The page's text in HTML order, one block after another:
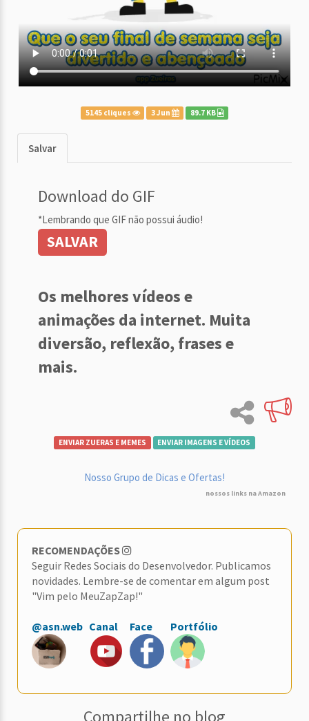
5145 cliques 3 Jun 89.7 KB
Salvar
Download do GIF
*Lembrando que GIF não possui áudio!
SALVAR
Os melhores vídeos e
animações da internet. Muita
diversão, reflexão, frases e
mais.
ENVIAR ZUERAS E MEMES ENVIAR IMAGENS E VÍDEOS
Nosso Grupo de Dicas e Ofertas!
nossos links na Amazon
RECOMENDAÇÕES
Seguir Redes Sociais do Desenvolvedor. Publicamos
novidades. Lembre-se de comentar em algum post
"Vim pelo MeuZapZap!"
@asn.web Canal Face Portfólio
Compartilhe no blog